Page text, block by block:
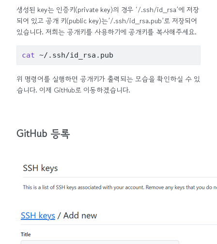
생성된 key는 인증키(private key)의 경우 ‘/.ssh/id_rsa’에 저장
되어 있고 공개 키(public key)는’/.ssh/id_rsa.pub’로 저장되어
있습니다. 저희는 공개키를 사용하기에 공개키를 복사해주세요.
cat ~/.ssh/id_rsa.pub
위 명령어를 실행하면 공개키가 출력되는 모습을 확인하실 수 있
습니다. 이제 GitHub로 이동하겠습니다.
GitHub 등록